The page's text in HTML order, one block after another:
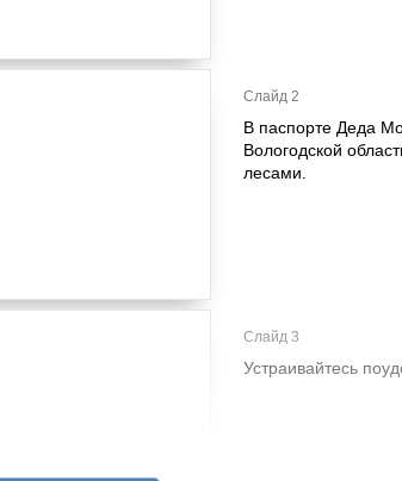
Слайд 2
В паспорте Деда
Вологодской
лесами.
Слайд 3
Устраивайтесь